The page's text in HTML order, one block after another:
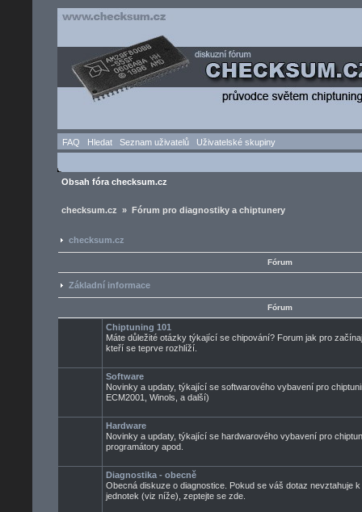
FAQ Hledat Seznam uživatelů Uživatelské skupiny
Obsah fóra checksum.cz
checksum.cz » Fórum pro diagnostiky a chiptunery
checksum.cz
Fórum
Základní informace
Fórum
Chiptuning 101
Máte důležité otázky týkající se chipování? Forum jak pro
kteří se teprve rozhlíží.
Software
Novinky a updaty, týkající se softwarového vybavení pro
ECM2001, Winols, a další)
Hardware
Novinky a updaty, týkající se hardwarového vybavení pro
programátory apod.
Diagnostika - obecně
Obecná diskuze o diagnostice. Pokud se váš dotaz nevztahuje
jednotek (viz níže), zeptejte se zde.